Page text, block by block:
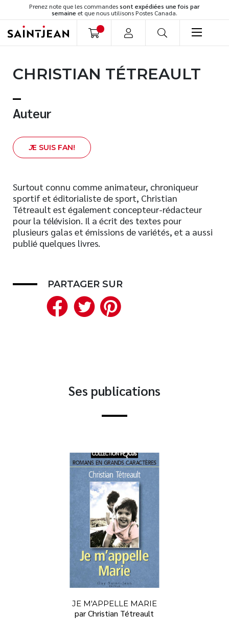
Prenez note que les commandessont expédiées une fois par
semaine et que nous utilisons Postes Canada.
Romans
Développement personnel
Spiritualité
Famille
Témoignages
Vie pratique
Finances
Nouveautés
Meilleurs vendeurs
Page vedette
CHRISTIAN TÉTREAULT
Auteur
JE SUIS FAN!
Surtout connu comme animateur, chroniqueur
sportif et éditorialiste de sport, Christian
Tétreault est également concepteur-rédacteur
pour la télévision. Il a écrit des textes pour
plusieurs galas et émissions de variétés, et a aussi
publié quelques livres.
PARTAGER SUR
Facebook
Twitter
Ses publications
JE M'APPELLE MARIE
par Christian Tétreault